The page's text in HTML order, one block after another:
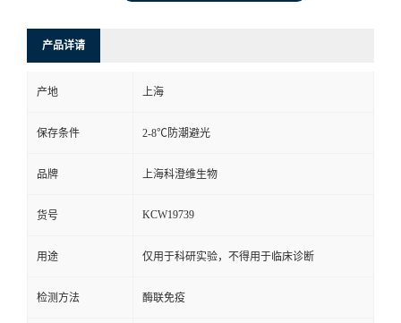
产品详请
产地 上海
保存条件 2-8℃防潮避光
品牌 上海科澄维生物
货号 KCW19739
用途 仅用于科研实验，不得用于临床诊断
检测方法 酶联免疫